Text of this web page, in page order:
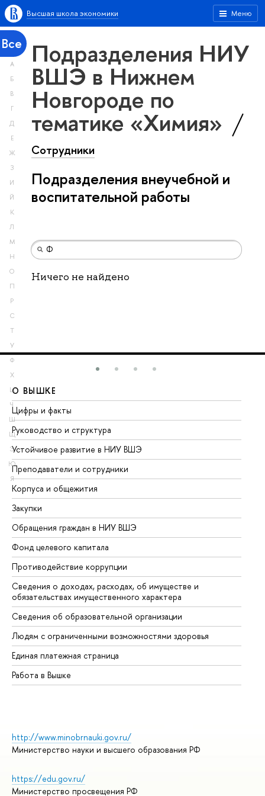
Меню
Высшая школа экономики
Все
А
Б
В
Г
Д
Е
Ж
З
И
Й
К
Л
М
Н
О
П
Р
С
Т
У
Ф
Х
Ц
Ч
Ш
Щ
Э
Ю
Я
Подразделения НИУ
ВШЭ в Нижнем
Новгороде по
тематике «Химия»
Сотрудники
Подразделения внеучебной и
воспитательной работы
Ничего не найдено
О ВЫШКЕ
Цифры и факты
Руководство и структура
Устойчивое развитие в НИУ ВШЭ
Преподаватели и сотрудники
Корпуса и общежития
Закупки
Обращения граждан в НИУ ВШЭ
Фонд целевого капитала
Противодействие коррупции
Сведения о доходах, расходах, об имуществе и
обязательствах имущественного характера
Сведения об образовательной организации
Людям с ограниченными возможностями здоровья
Единая платежная страница
Работа в Вышке
http://www.minobrnauki.gov.ru/
Министерство науки и высшего образования РФ
https://edu.gov.ru/
Министерство просвещения РФ